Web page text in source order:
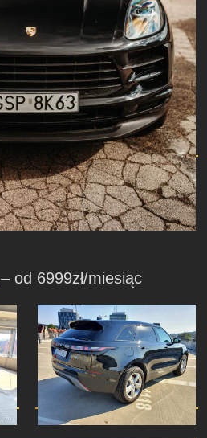
– od 6999zł/miesiąc